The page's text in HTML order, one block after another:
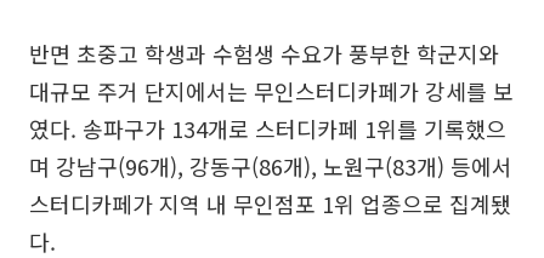
반면 초중고 학생과 수험생 수요가 풍부한 학군지와
대규모 주거 단지에서는 무인스터디카페가 강세를 보
였다. 송파구가 134개로 스터디카페 1위를 기록했으
며 강남구(96개), 강동구(86개), 노원구(83개) 등에서
스터디카페가 지역 내 무인점포 1위 업종으로 집계됐
다.